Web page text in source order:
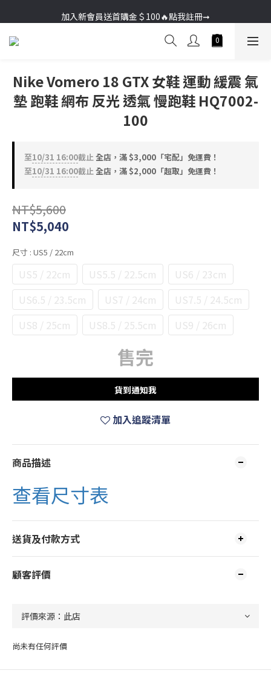
加入新會員送首購金＄100🔥點我註冊➞
加入新會員送首購金＄100🔥點我註冊➞
Nike Vomero 18 GTX 女鞋 運動 緩震 氣
墊 跑鞋 網布 反光 透氣 慢跑鞋 HQ7002-
100
至10/31 16:00截止全店，滿 $3,000「宅配」免運費！
至10/31 16:00截止全店，滿 $2,000「超取」免運費！
NT$5,600
NT$5,040
尺寸 : US5 / 22cm
US5 / 22cm US5.5 / 22.5cm
US6 / 23cm
US6.5 / 23.5cm
US7 / 24cm
US7.5 / 24.5cm
US8 / 25cm
US8.5 / 25.5cm US9 / 26cm
售完
貨到通知我
加入追蹤清單
商品描述
查看尺寸表
送貨及付款方式
顧客評價
尚未有任何評價